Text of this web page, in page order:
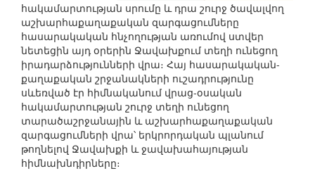
հակամարտության սրումը և դրա շուրջ ծավալվող
աշխարհաքաղաքական զարգացումները
հասարակական հնչողության առումով ստվեր
նետեցին այդ օրերին Ջավախքում տեղի ունեցող
իրադարձությունների վրա։ Հայ հասարակական-
քաղաքական շրջանակների ուշադրությունը
սևեռված էր հիմնականում վրաց-օսական
հակամարտության շուրջ տեղի ունեցող
տարածաշրջանային և աշխարհաքաղաքական
զարգացումների վրա՝ երկրորդական պլանում
թողնելով Ջավախքի և ջավախահայության
հիմնախնդիրները։